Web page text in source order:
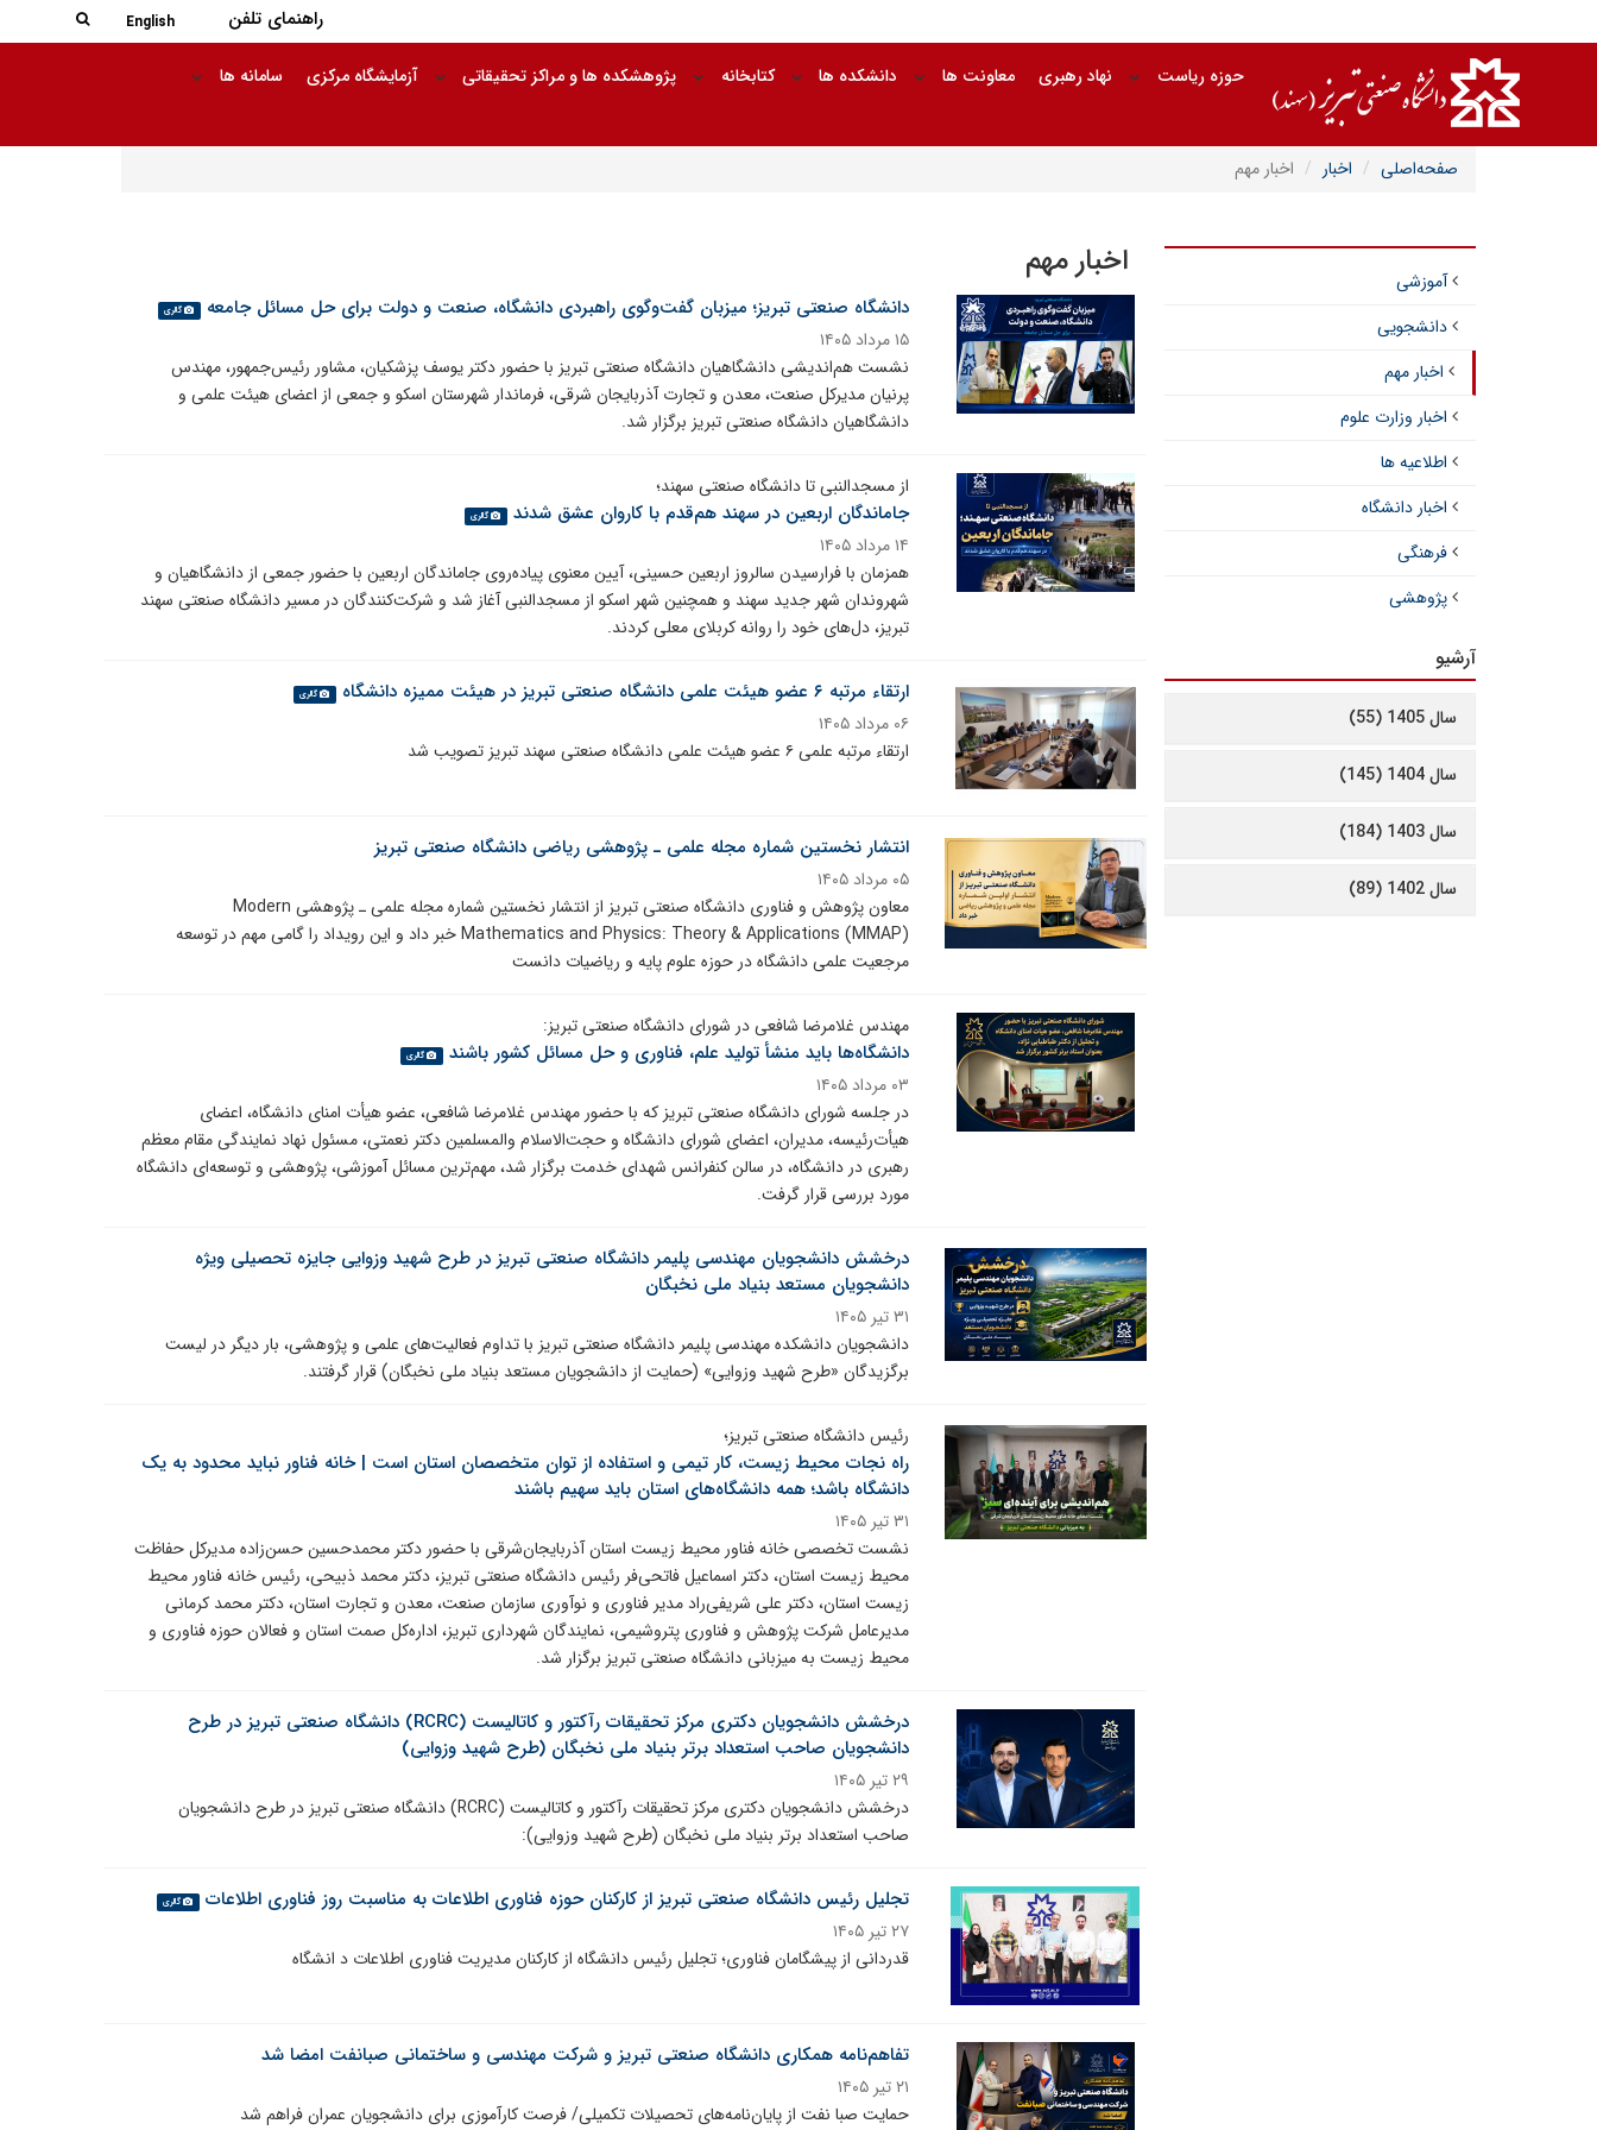
راهنمای تلفن جستجو English
حوزه ریاست نهاد رهبری معاونت ها دانشکده ها کتابخانه پژوهشکده ها و مراکز تحقیقاتی آزمایشگاه مرکزی سامانه ها
صفحه‌اصلی اخبار اخبار مهم
اخبار مهم
دانشگاه صنعتی تبریز؛ میزبان گفت‌وگوی راهبردی دانشگاه، صنعت و دولت برای حل مسائل جامعه گالری
۱۵ مرداد ۱۴۰۵
نشست هم‌اندیشی دانشگاهیان دانشگاه صنعتی تبریز با حضور دکتر یوسف پزشکیان، مشاور رئیس‌جمهور، مهندس
پرنیان مدیرکل صنعت، معدن و تجارت آذربایجان شرقی، فرماندار شهرستان اسکو و جمعی از اعضای هیئت علمی و
دانشگاهیان دانشگاه صنعتی تبریز برگزار شد.
از مسجدالنبی تا دانشگاه صنعتی سهند؛
جاماندگان اربعین در سهند هم‌قدم با کاروان عشق شدند گالری
۱۴ مرداد ۱۴۰۵
همزمان با فرارسیدن سالروز اربعین حسینی، آیین معنوی پیاده‌روی جاماندگان اربعین با حضور جمعی از دانشگاهیان و
شهروندان شهر جدید سهند و همچنین شهر اسکو از مسجدالنبی آغاز شد و شرکت‌کنندگان در مسیر دانشگاه صنعتی سهند
تبریز، دل‌های خود را روانه کربلای معلی کردند.
ارتقاء مرتبه ۶ عضو هیئت علمی دانشگاه صنعتی تبریز در هیئت ممیزه دانشگاه گالری
۰۶ مرداد ۱۴۰۵
ارتقاء مرتبه علمی ۶ عضو هیئت علمی دانشگاه صنعتی سهند تبریز تصویب شد
انتشار نخستین شماره مجله علمی ـ پژوهشی ریاضی دانشگاه صنعتی تبریز
۰۵ مرداد ۱۴۰۵
معاون پژوهش و فناوری دانشگاه صنعتی تبریز از انتشار نخستین شماره مجله علمی ـ پژوهشی Modern
Mathematics and Physics: Theory & Applications (MMAP) خبر داد و این رویداد را گامی مهم در توسعه
مرجعیت علمی دانشگاه در حوزه علوم پایه و ریاضیات دانست
مهندس غلامرضا شافعی در شورای دانشگاه صنعتی تبریز:
دانشگاه‌ها باید منشأ تولید علم، فناوری و حل مسائل کشور باشند گالری
۰۳ مرداد ۱۴۰۵
در جلسه شورای دانشگاه صنعتی تبریز که با حضور مهندس غلامرضا شافعی، عضو هیأت امنای دانشگاه، اعضای
هیأت‌رئیسه، مدیران، اعضای شورای دانشگاه و حجت‌الاسلام والمسلمین دکتر نعمتی، مسئول نهاد نمایندگی مقام معظم
رهبری در دانشگاه، در سالن کنفرانس شهدای خدمت برگزار شد، مهم‌ترین مسائل آموزشی، پژوهشی و توسعه‌ای دانشگاه
مورد بررسی قرار گرفت.
درخشش دانشجویان مهندسی پلیمر دانشگاه صنعتی تبریز در طرح شهید وزوایی جایزه تحصیلی ویژه
دانشجویان مستعد بنیاد ملی نخبگان
۳۱ تیر ۱۴۰۵
دانشجویان دانشکده مهندسی پلیمر دانشگاه صنعتی تبریز با تداوم فعالیت‌های علمی و پژوهشی، بار دیگر در لیست
برگزیدگان «طرح شهید وزوایی» (حمایت از دانشجویان مستعد بنیاد ملی نخبگان) قرار گرفتند.
رئیس دانشگاه صنعتی تبریز؛
راه نجات محیط زیست، کار تیمی و استفاده از توان متخصصان استان است | خانه فناور نباید محدود به یک
دانشگاه باشد؛ همه دانشگاه‌های استان باید سهیم باشند
۳۱ تیر ۱۴۰۵
نشست تخصصی خانه فناور محیط زیست استان آذربایجان‌شرقی با حضور دکتر محمدحسین حسن‌زاده مدیرکل حفاظت
محیط زیست استان، دکتر اسماعیل فاتحی‌فر رئیس دانشگاه صنعتی تبریز، دکتر محمد ذبیحی، رئیس خانه فناور محیط
زیست استان، دکتر علی شریفی‌راد مدیر فناوری و نوآوری سازمان صنعت، معدن و تجارت استان، دکتر محمد کرمانی
مدیرعامل شرکت پژوهش و فناوری پتروشیمی، نمایندگان شهرداری تبریز، اداره‌کل صمت استان و فعالان حوزه فناوری و
محیط زیست به میزبانی دانشگاه صنعتی تبریز برگزار شد.
درخشش دانشجویان دکتری مرکز تحقیقات رآکتور و کاتالیست (RCRC) دانشگاه صنعتی تبریز در طرح
دانشجویان صاحب استعداد برتر بنیاد ملی نخبگان (طرح شهید وزوایی)
۲۹ تیر ۱۴۰۵
درخشش دانشجویان دکتری مرکز تحقیقات رآکتور و کاتالیست (RCRC) دانشگاه صنعتی تبریز در طرح دانشجویان
صاحب استعداد برتر بنیاد ملی نخبگان (طرح شهید وزوایی):
تجلیل رئیس دانشگاه صنعتی تبریز از کارکنان حوزه فناوری اطلاعات به مناسبت روز فناوری اطلاعات گالری
۲۷ تیر ۱۴۰۵
قدردانی از پیشگامان فناوری؛ تجلیل رئیس دانشگاه از کارکنان مدیریت فناوری اطلاعات د انشگاه
تفاهم‌نامه همکاری دانشگاه صنعتی تبریز و شرکت مهندسی و ساختمانی صبانفت امضا شد
۲۱ تیر ۱۴۰۵
حمایت صبا نفت از پایان‌نامه‌های تحصیلات تکمیلی/ فرصت‌ کارآموزی برای دانشجویان عمران فراهم شد
آموزشی
دانشجویی
اخبار مهم
اخبار وزارت علوم
اطلاعیه ها
اخبار دانشگاه
فرهنگی
پژوهشی
آرشیو
سال 1405 (55)
سال 1404 (145)
سال 1403 (184)
سال 1402 (89)